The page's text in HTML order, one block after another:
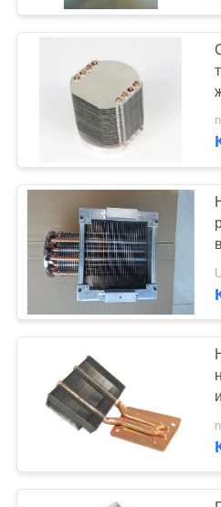
КОНТРОЛЬ
КАЧЕСТВА
СВЯЖИТЕСЬ
НАМИ
ЗАПРОСИТЕ
ЦИТАТУ
КАРТА
САЙТА
PRIVACY
Части
КНК
Щит